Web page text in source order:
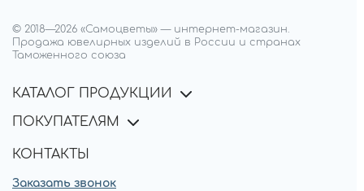
© 2018—2026 «Самоцветы» — интернет-магазин.
Продажа ювелирных изделий в России и странах
Таможенного союза
КАТАЛОГ ПРОДУКЦИИ
ПОКУПАТЕЛЯМ
КОНТАКТЫ
Заказать звонок